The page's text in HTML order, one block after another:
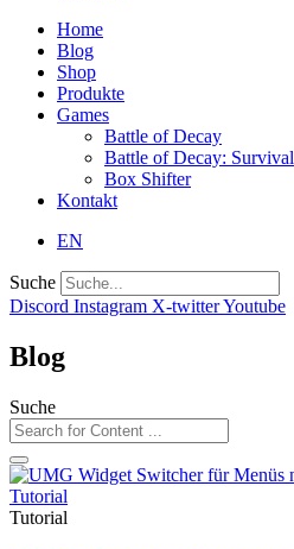
Home
Blog
Shop
Produkte
Games
Battle of Decay
Battle of Decay: Survival
Box Shifter
Kontakt
EN
Suche
Discord Instagram X-twitterYoutube
Blog
Suche
Tutorial